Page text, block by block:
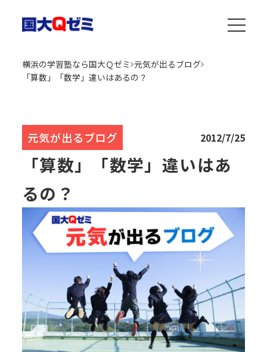
横浜の学習塾なら国大Ｑゼミ 元気が出るブログ
「算数」「数学」違いはあるの？
元気が出るブログ 2012/7/25
「算数」「数学」違いはあ
るの？